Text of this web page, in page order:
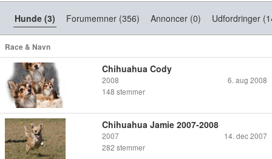
Hunde (3) Forumemner (356) Annoncer (0) Udfordringer
Race & Navn
Chihuahua Cody
2008
6. aug 2008
148 stemmer
Chihuahua Jamie 2007-2008
2007
14. dec 2007
282 stemmer